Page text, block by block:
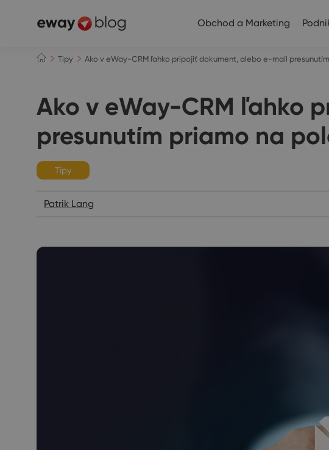
Obchod a Marketing
Tipy Ako v eWay-CRM ľahko pripojiť dokument, alebo e-mail
Ako v eWay-CRM ľahko
presunutím priamo na
Tipy
Patrik Lang